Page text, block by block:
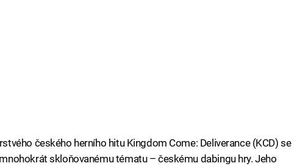
českého herního hitu Kingdom Come: Deliverance (KCD) se
skloňovanému tématu – českému dabingu hry. Jeho